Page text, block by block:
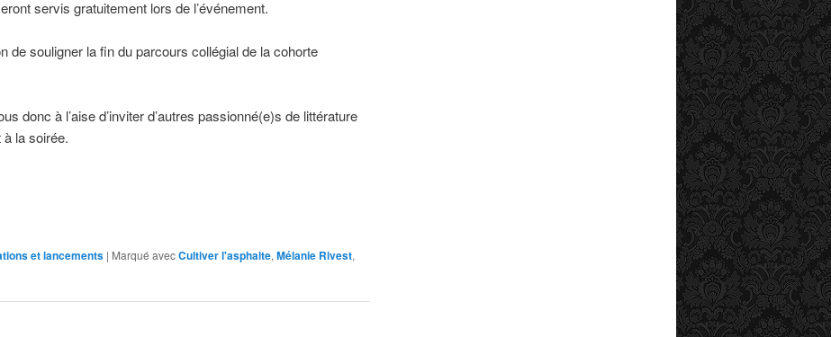
servis gratuitement lors de l’événement.
de souligner la fin du parcours collégial de la cohorte
donc à l’aise d’inviter d’autres passionné(e)s de littérature
la soirée.
et lancements | Marqué avecCultiver l'asphalte, Mélanie Rivest,